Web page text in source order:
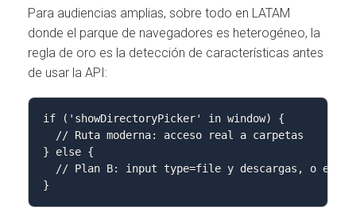
Para audiencias amplias, sobre todo en LATAM
donde el parque de navegadores es heterogéneo, la
regla de oro es la detección de características antes
de usar la API:
if ('showDirectoryPicker' in window) {
  // Ruta moderna: acceso real a carpetas
} else {
// Plan B: input type=file y descargas, o el
}